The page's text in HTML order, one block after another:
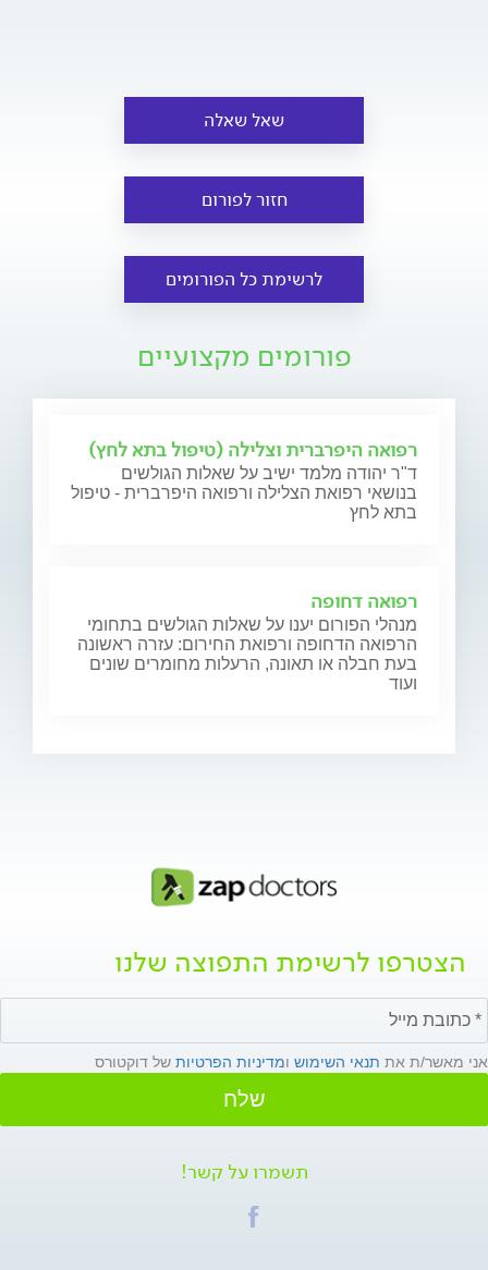
שאל שאלה
חזור לפורום
לרשימת כל הפורומים
פורומים מקצועיים
רפואה היפרברית וצלילה (טיפול בתא לחץ)
ד"ר יהודה מלמד ישיב על שאלות הגולשים
בנושאי רפואת הצלילה ורפואה היפרברית - טיפול
בתא לחץ
רפואה דחופה
מנהלי הפורום יענו על שאלות הגולשים בתחומי
הרפואה הדחופה ורפואת החירום: עזרה ראשונה
בעת חבלה או תאונה, הרעלות מחומרים שונים
ועוד
הצטרפו לרשימת התפוצה שלנו
אני מאשר/ת את תנאי השימוש ומדיניות הפרטיות של דוקטורס
שלח
תשמרו על קשר!